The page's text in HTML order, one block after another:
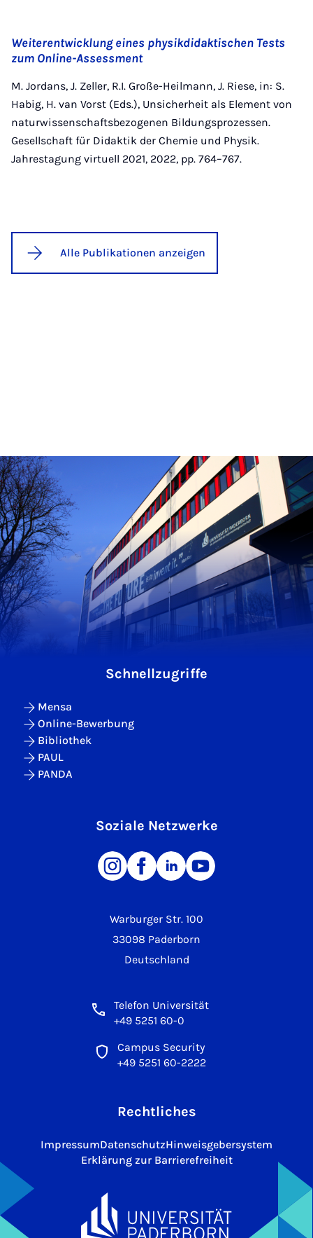
Weiterentwicklung eines physikdidaktischen Tests
zum Online-Assessment
M. Jordans, J. Zeller, R.I. Große-Heilmann, J. Riese, in: S.
Habig, H. van Vorst (Eds.), Unsicherheit als Element von
naturwissenschaftsbezogenen Bildungsprozessen.
Gesellschaft für Didaktik der Chemie und Physik.
Jahrestagung virtuell 2021, 2022, pp. 764–767.
Alle Publikationen anzeigen
Warburger Str. 100
33098 Paderborn
Deutschland
Telefon Universität
+49 5251 60-0
Campus Security
+49 5251 60-2222
Schnellzugriffe
Mensa
Online-Bewerbung
Bibliothek
PAUL
PANDA
Soziale Netzwerke
Rechtliches
ImpressumDatenschutzHinweisgebersystem
Erklärung zur Barrierefreiheit